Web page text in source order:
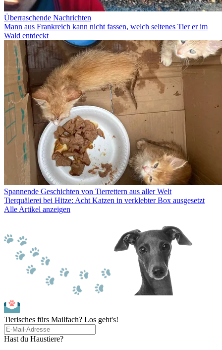
Überraschende Nachrichten
Mann aus Frankreich kann nicht fassen, welch seltenes Tier er im
Wald entdeckt
Spannende Geschichten von Tierrettern aus aller Welt
Tierquälerei bei Hitze: Acht Katzen in verklebter Box ausgesetzt
Alle Artikel anzeigen
Tierisches fürs Mailfach? Los geht's!
Hast du Haustiere?